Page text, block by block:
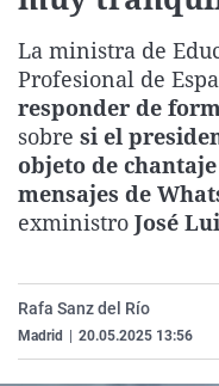
La ministra de
Profesional de
responder de
sobre si el
objeto de
mensajes de
exministro José
Rafa Sanz del Río
Madrid 20.05.2025 13:56